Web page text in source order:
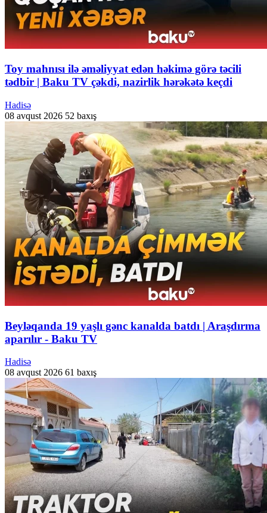
Toy mahnısı ilə əməliyyat edən həkimə görə təcili
tədbir | Baku TV çəkdi, nazirlik hərəkətə keçdi
Hadisə
08 avqust 2026 52 baxış
Beyləqanda 19 yaşlı gənc kanalda batdı | Araşdırma
aparılır - Baku TV
Hadisə
08 avqust 2026 61 baxış